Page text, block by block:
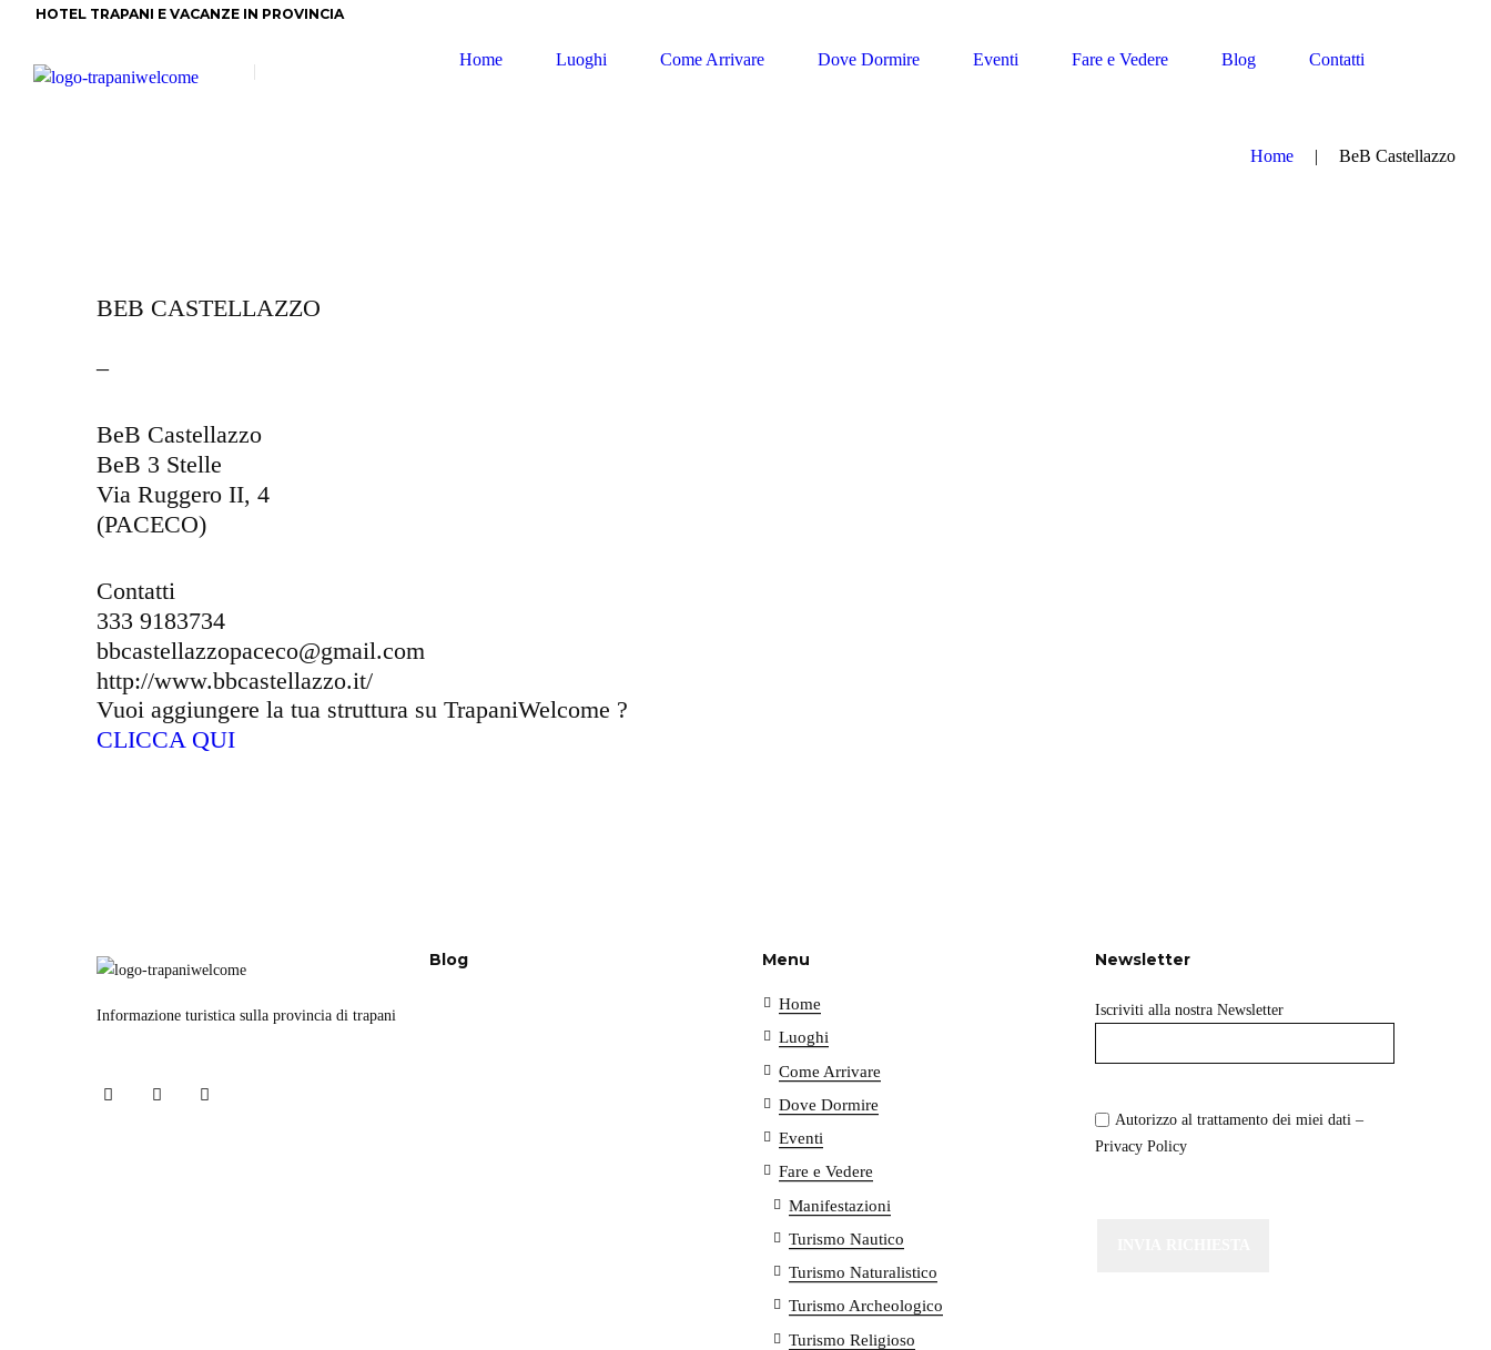
HOTEL TRAPANI E VACANZE IN PROVINCIA
Home Luoghi Come Arrivare Dove Dormire Eventi Fare e Vedere Blog Contatti
Home BeB Castellazzo
BEB CASTELLAZZO
–
BeB Castellazzo
BeB 3 Stelle
Via Ruggero II, 4
(PACECO)
Contatti
333 9183734
bbcastellazzopaceco@gmail.com
http://www.bbcastellazzo.it/
Vuoi aggiungere la tua struttura su TrapaniWelcome ?
CLICCA QUI
Informazione turistica sulla provincia di trapani
Blog Menu
Home
Luoghi
Come Arrivare
Dove Dormire
Eventi
Fare e Vedere
Manifestazioni
Turismo Nautico
Turismo Naturalistico
Turismo Archeologico
Turismo Religioso
Newsletter
Iscriviti alla nostra Newsletter
Autorizzo al trattamento dei miei dati –
Privacy Policy